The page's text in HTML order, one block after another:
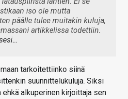
iso ole mutta
päälle tulee muitakin kuluja,
artikkelissa todettiin.
tarkoitettiinko siinä
suunnittelukuluja. Siksi
alkuperinen kirjoittaja sen